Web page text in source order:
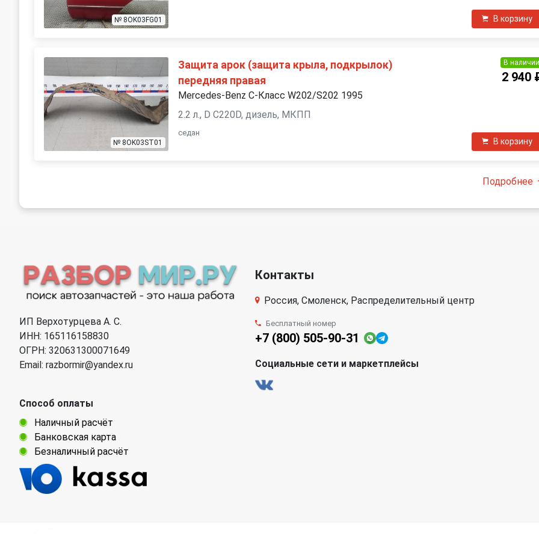
№ 8OK03FG01 В корзину
№ 8OK03ST01
Защита арок (защита крыла, подкрылок)
передняя правая
Mercedes-Benz C-Класс W202/S202 1995
2.2 л., D C220D, дизель, МКПП
седан
В
2 940
В корзину
Подробнее
ИП Верхотурцева А. С.
ИНН: 165116158830
ОГРН: 320631300071649
Email: razbormir@yandex.ru
Способ оплаты
Наличный расчёт
Банковская карта
Безналичный расчёт
Контакты
Россия, Смоленск, Распределительный центр
Бесплатный номер
+7 (800) 505-90-31
Социальные сети и маркетплейсы